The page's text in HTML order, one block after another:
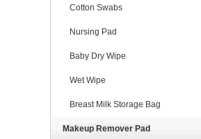
Cotton Swabs
Nursing Pad
Baby Dry Wipe
Wet Wipe
Breast Milk Storage Bag
Makeup Remover Pad